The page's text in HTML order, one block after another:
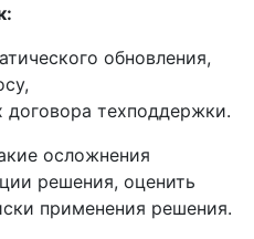
обновления,
техподдержки.
осложнения
решения, оценить
применения решения.